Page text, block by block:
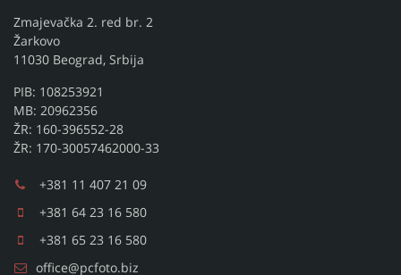
Zmajevačka 2. red br. 2
Žarkovo
11030 Beograd, Srbija
PIB: 108253921
MB: 20962356
ŽR: 160-396552-28
ŽR: 170-30057462000-33
+381 11 407 21 09
+381 64 23 16 580
+381 65 23 16 580
office@pcfoto.biz